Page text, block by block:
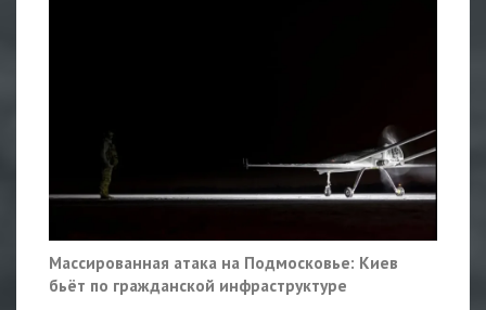
Массированная атака на Подмосковье: Киев
бьёт по гражданской инфраструктуре